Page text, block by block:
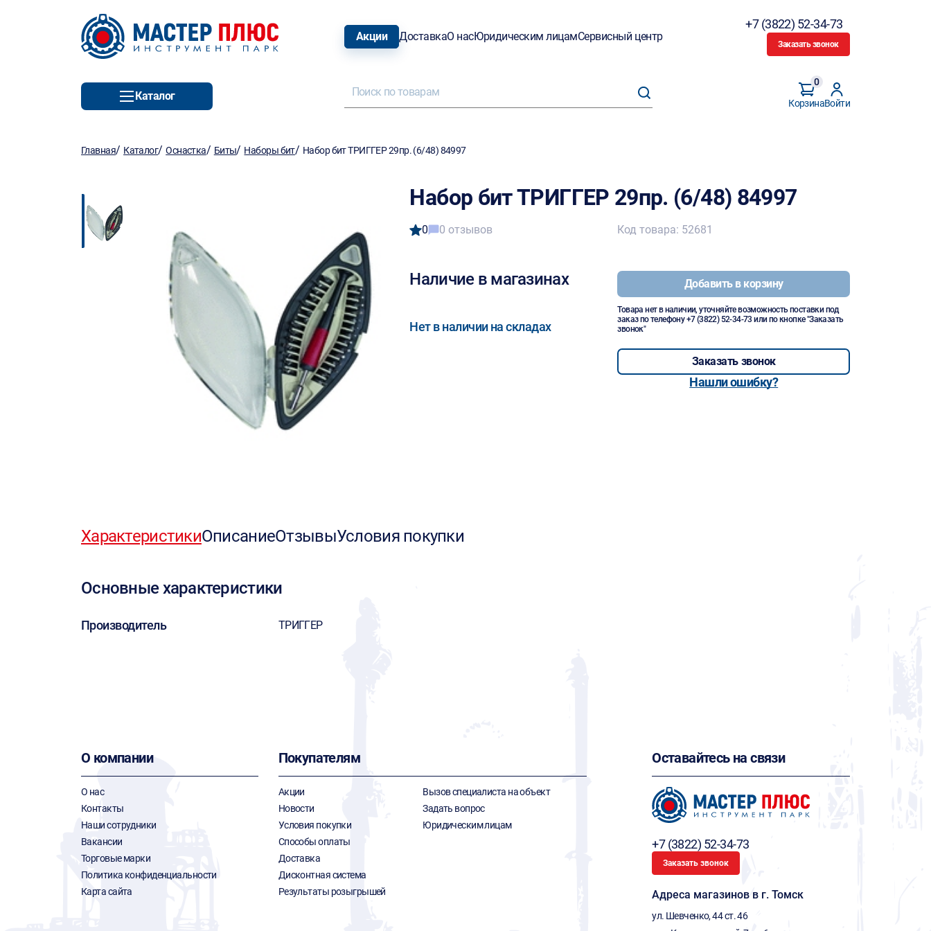
Акции ДоставкаО насЮридическим лицамСервисный центр
+7 (3822) 52-34-73
Заказать звонок
Каталог
Корзина
0
Войти
Главная/ Каталог/Оснастка/ Биты/ Наборы бит/ Набор бит ТРИГГЕР 29пр. (6/48) 84997
Набор бит ТРИГГЕР 29пр. (6/48) 84997
0 0 отзывов
Наличие в магазинах
Нет в наличии на складах
Код товара: 52681
Добавить в корзину
Товара нет в наличии, уточняйте возможность поставки под
заказ по телефону+7 (3822) 52-34-73 или по кнопке "Заказать
звонок"
Заказать звонок
Нашли ошибку?
ХарактеристикиОписаниеОтзывыУсловия покупки
Основные характеристики
Производитель ТРИГГЕР
О компании
О нас
Контакты
Наши сотрудники
Вакансии
Торговые марки
Политика конфиденциальности
Карта сайта
Покупателям
Акции
Новости
Условия покупки
Способы оплаты
Доставка
Дисконтная система
Результаты розыгрышей
Вызов специалиста на объект
Задать вопрос
Юридическим лицам
Оставайтесь на связи
+7 (3822) 52-34-73
Заказать звонок
Адреса магазинов в г. Томск
ул. Шевченко, 44 ст. 46